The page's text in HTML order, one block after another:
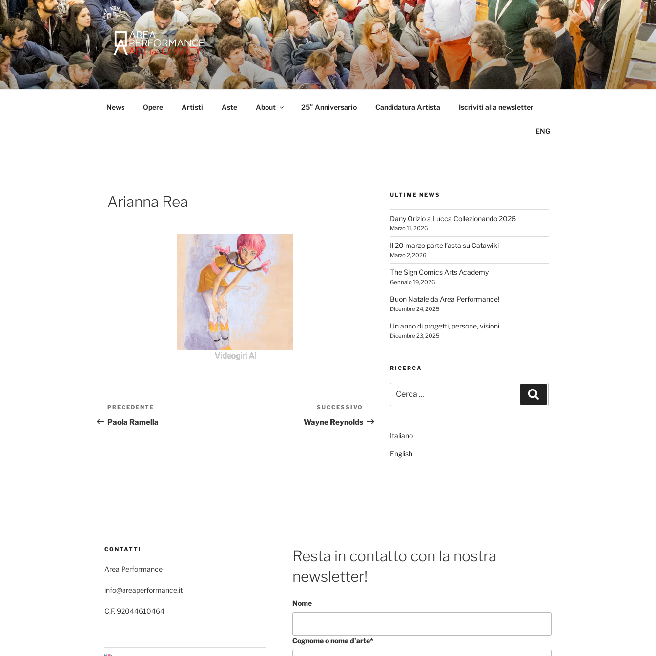
Salta
al
contenuto
AREA PERFORMANCE
Sito ufficiale della Onlus Area Performance.
News Opere Artisti Aste About 25° Anniversario Candidatura Artista Iscriviti alla newsletter
ENG
Arianna Rea
Videogirl AI
Navigazione
articoli
Articolo
precedente:
PRECEDENTE
Paola Ramella
Articolo
successivo
SUCCESSIVO
Wayne Reynolds
ULTIME NEWS
Dany Orizio a Lucca Collezionando 2026
Marzo 11, 2026
Il 20 marzo parte l’asta su Catawiki
Marzo 2, 2026
The Sign Comics Arts Academy
Gennaio 19, 2026
Buon Natale da Area Performance!
Dicembre 24, 2025
Un anno di progetti, persone, visioni
Dicembre 23, 2025
RICERCA
Italiano
English
CONTATTI
Area Performance
info@areaperformance.it
C.F. 92044610464
Resta in contatto con la nostra
newsletter!
Nome
Cognome o nome d'arte*